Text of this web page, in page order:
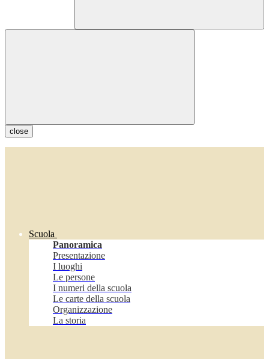
close
Scuola
Panoramica
Presentazione
I luoghi
Le persone
I numeri della scuola
Le carte della scuola
Organizzazione
La storia